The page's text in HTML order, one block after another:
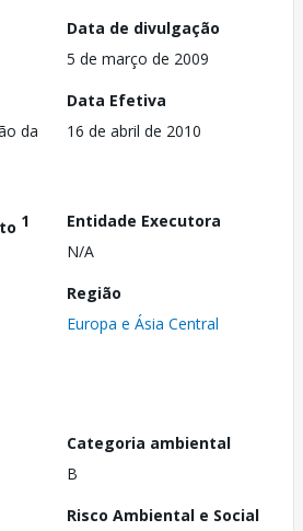
Data de divulgação
5 de março de 2009
da
Data Efetiva
16 de abril de 2010
1
Entidade Executora
N/A
Região
Europa e Ásia Central
Categoria ambiental
B
Risco Ambiental e Social